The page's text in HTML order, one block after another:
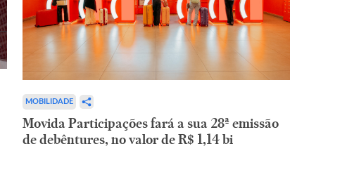
MOBILIDADE
Movida Participações fará a sua 28ª emissão
de debêntures, no valor de R$ 1,14 bi